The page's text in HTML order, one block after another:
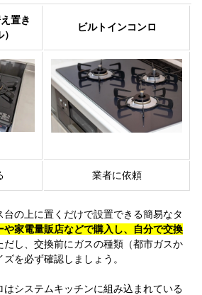
置き
ビルトインコンロ
業者に依頼
の上に置くだけで設置できる簡易なタ
や家電量販店などで購入し、自分で交換
だし、交換前にガスの種類（都市ガスか
を必ず確認しましょう。
システムキッチンに組み込まれている